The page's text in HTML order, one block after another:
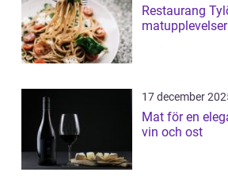
Restaurang
17 december
Mat för en
vin och ost